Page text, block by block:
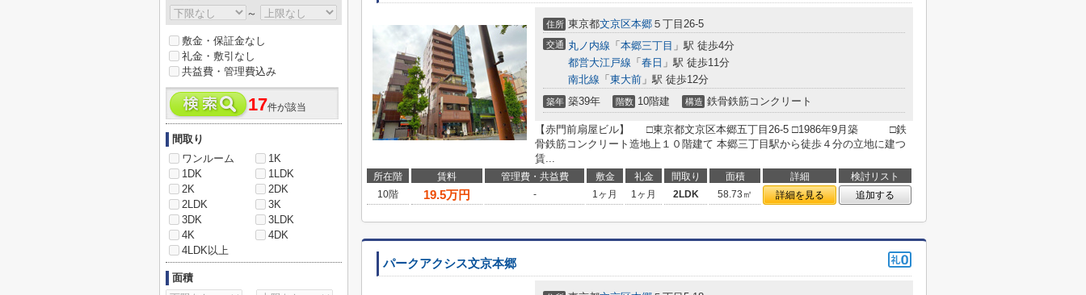
住所 東京都文京区本郷 ５丁目26-5
交通 丸ノ内線 「 本郷三丁目 」駅 徒歩4分
都営大江戸線 「 春日 」駅 徒歩11分
南北線 「 東大前 」駅 徒歩12分
築年 築39年 階数 10階建 構造 鉄骨鉄筋コンクリート
【赤門前扇屋ビル】 □東京都文京区本郷五丁目26-5 □1986年9月築 □鉄
骨鉄筋コンクリート造地上１０階建て 本郷三丁目駅から徒歩４分の立地に建つ
賃...
所在階 賃料 管理費・共益費 敷金 礼金 間取り 面積 詳細
検討リスト
10階
19.5万円 - 1ヶ月 1ヶ月 2LDK 58.73㎡ 詳細を見る 追加する
パークアクシス文京本郷
～
敷金・保証金なし
礼金・敷引なし
共益費・管理費込み
17件が該当
間取り
ワンルーム
1K
1DK
1LDK
2K
2DK
2LDK
3K
3DK
3LDK
4K
4DK
4LDK以上
面積